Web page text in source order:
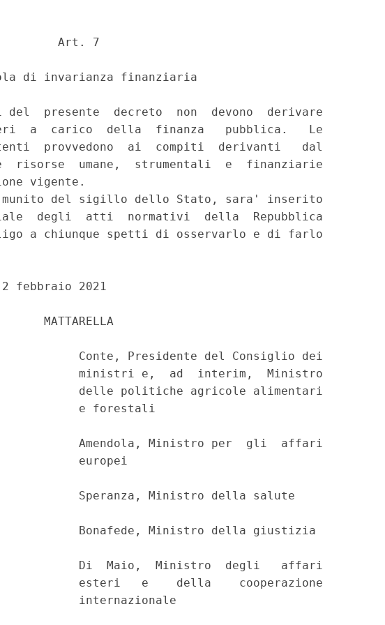
Art. 7
di invarianza finanziaria
del  presente  decreto  non  devono  derivare
a  carico  della  finanza   pubblica.   Le
provvedono  ai  compiti  derivanti   dal
risorse  umane,  strumentali  e  finanziarie
vigente.
del sigillo dello Stato, sara' inserito
degli  atti  normativi  della  Repubblica
a chiunque spetti di osservarlo e di farlo
febbraio 2021
MATTARELLA
Conte, Presidente del Consiglio dei
ministri e,  ad  interim,  Ministro
delle politiche agricole alimentari
e forestali
Amendola, Ministro per  gli  affari
europei
Speranza, Ministro della salute
Bonafede, Ministro della giustizia
Di  Maio,  Ministro  degli   affari
esteri   e    della    cooperazione
internazionale